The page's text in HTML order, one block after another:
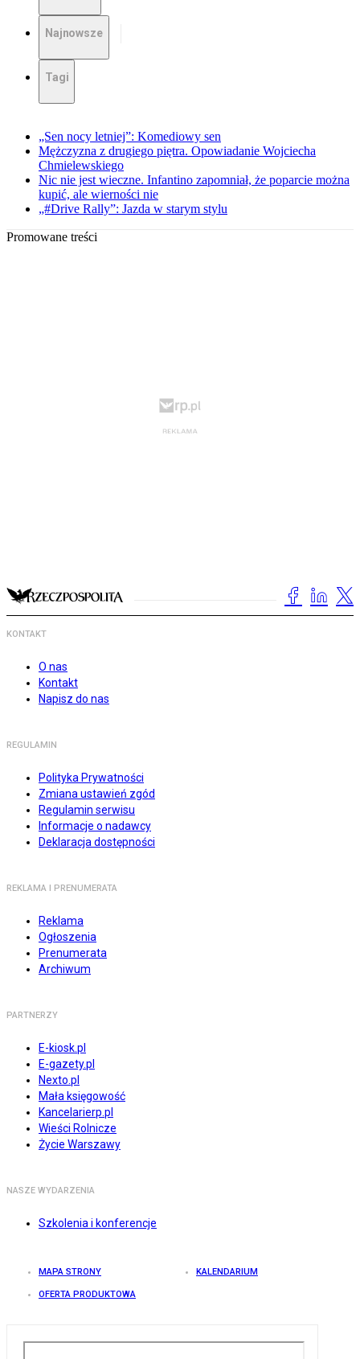
Najnowsze
Tagi
„Sen nocy letniej”: Komediowy sen
Mężczyzna z drugiego piętra. Opowiadanie Wojciecha
Chmielewskiego
Nic nie jest wieczne. Infantino zapomniał, że poparcie można
kupić, ale wierności nie
„#Drive Rally”: Jazda w starym stylu
Promowane treści
KONTAKT
O nas
Kontakt
Napisz do nas
REGULAMIN
Polityka Prywatności
Zmiana ustawień zgód
Regulamin serwisu
Informacje o nadawcy
Deklaracja dostępności
REKLAMA I PRENUMERATA
Reklama
Ogłoszenia
Prenumerata
Archiwum
PARTNERZY
E-kiosk.pl
E-gazety.pl
Nexto.pl
Mała księgowość
Kancelarierp.pl
Wieści Rolnicze
Życie Warszawy
NASZE WYDARZENIA
Szkolenia i konferencje
MAPA STRONY KALENDARIUM
OFERTA PRODUKTOWA